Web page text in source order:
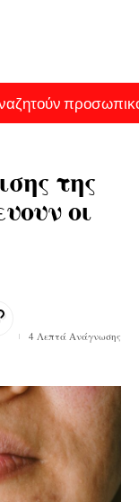
της
οι
4 Λεπτά Ανάγνωσης